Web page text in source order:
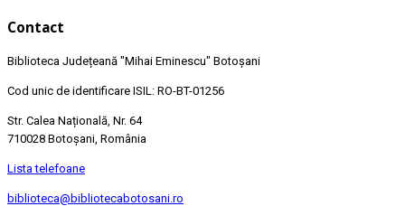
Contact
Biblioteca Județeană "Mihai Eminescu" Botoșani
Cod unic de identificare ISIL: RO-BT-01256
Str. Calea Națională, Nr. 64
710028 Botoșani, România
Lista telefoane
biblioteca@bibliotecabotosani.ro